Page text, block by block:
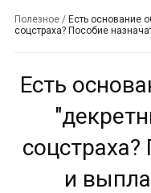
Полезное/ Есть основание
соцстраха? Пособие
Есть
и